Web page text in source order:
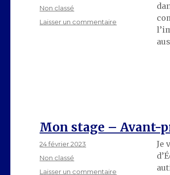
Catégories
Non classé
Laisser un commentaire
Mon stage – Avant-
Je
Publié
le
24 février 2023
Catégories
Non classé
Laisser un commentaire